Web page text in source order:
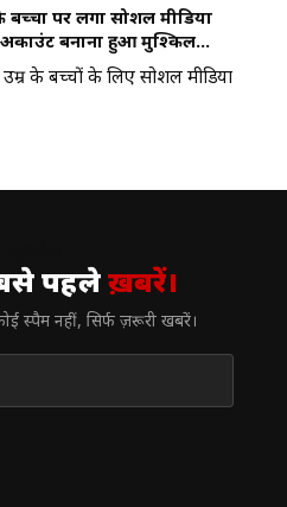
पर लगा सोशल मीडिया
बनाना हुआ मुश्किल…
के बच्चों के लिए सोशल मीडिया
पहलेख़बरें।
स्पैम नहीं, सिर्फ ज़रूरी खबरें।